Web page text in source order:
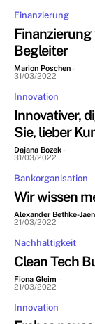
Finanzierung
Finanzierung
Begleiter
Marion Poschen -
31/03/2022
Innovation
Innovativer,
Sie, lieber
Dajana Bozek -
31/03/2022
Bankorganisation
Wir wissen
Alexander Bethke-
21/03/2022
Nachhaltigkeit
Clean Tech
Fiona Gleim -
21/03/2022
Innovation